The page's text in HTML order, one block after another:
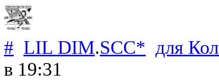
# LIL DIM.SCC* для
в 19:31